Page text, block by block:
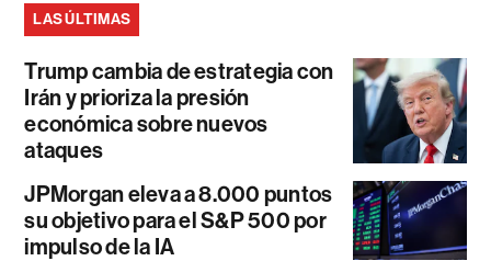
LAS ÚLTIMAS
Trump cambia de estrategia con
Irán y prioriza la presión
económica sobre nuevos
ataques
JPMorgan eleva a 8.000 puntos
su objetivo para el S&P 500 por
impulso de la IA